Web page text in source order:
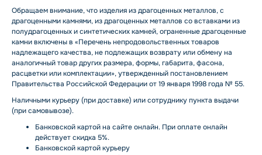
Обращаем внимание, что изделия из драгоценных металлов, с
драгоценными камнями, из драгоценных металлов со вставками из
полудрагоценных и синтетических камней, ограненные драгоценные
камни включены в «Перечень непродовольственных товаров
надлежащего качества, не подлежащих возврату или обмену на
аналогичный товар других размера, формы, габарита, фасона,
расцветки или комплектации», утвержденный постановлением
Правительства Российской Федерации от 19 января 1998 года № 55.
Наличными курьеру (при доставке) или сотруднику пункта выдачи
(при самовывозе).
Банковской картой на сайте онлайн. При оплате онлайн
действует скидка 5%.
Банковской картой курьеру